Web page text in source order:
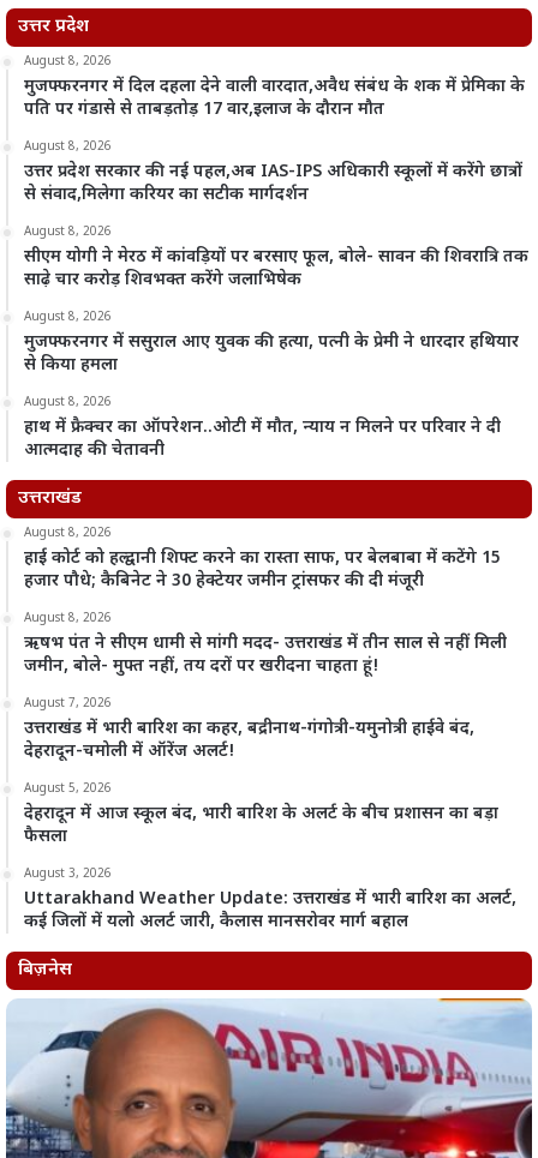
उत्तर प्रदेश
August 8, 2026
मुजफ्फरनगर में दिल दहला देने वाली वारदात,अवैध संबंध के शक में प्रेमिका के
पति पर गंडासे से ताबड़तोड़ 17 वार,इलाज के दौरान मौत
August 8, 2026
उत्तर प्रदेश सरकार की नई पहल,अब IAS-IPS अधिकारी स्कूलों में करेंगे छात्रों
से संवाद,मिलेगा करियर का सटीक मार्गदर्शन
August 8, 2026
सीएम योगी ने मेरठ में कांवड़ियों पर बरसाए फूल, बोले- सावन की शिवरात्रि तक
साढ़े चार करोड़ शिवभक्त करेंगे जलाभिषेक
August 8, 2026
मुजफ्फरनगर में ससुराल आए युवक की हत्या, पत्नी के प्रेमी ने धारदार हथियार
से किया हमला
August 8, 2026
हाथ में फ्रैक्चर का ऑपरेशन..ओटी में मौत, न्याय न मिलने पर परिवार ने दी
आत्मदाह की चेतावनी
उत्तराखंड
August 8, 2026
हाई कोर्ट को हल्द्वानी शिफ्ट करने का रास्ता साफ, पर बेलबाबा में कटेंगे 15
हजार पौधे; कैबिनेट ने 30 हेक्टेयर जमीन ट्रांसफर की दी मंजूरी
August 8, 2026
ऋषभ पंत ने सीएम धामी से मांगी मदद- उत्तराखंड में तीन साल से नहीं मिली
जमीन, बोले- मुफ्त नहीं, तय दरों पर खरीदना चाहता हूं!
August 7, 2026
उत्तराखंड में भारी बारिश का कहर, बद्रीनाथ-गंगोत्री-यमुनोत्री हाईवे बंद,
देहरादून-चमोली में ऑरेंज अलर्ट!
August 5, 2026
देहरादून में आज स्कूल बंद, भारी बारिश के अलर्ट के बीच प्रशासन का बड़ा
फैसला
August 3, 2026
Uttarakhand Weather Update: उत्तराखंड में भारी बारिश का अलर्ट,
कई जिलों में यलो अलर्ट जारी, कैलास मानसरोवर मार्ग बहाल
बिज़नेस